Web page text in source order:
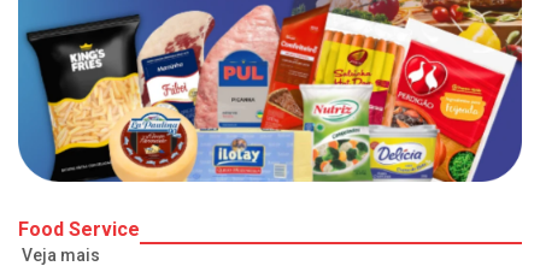
Food Service
Veja mais